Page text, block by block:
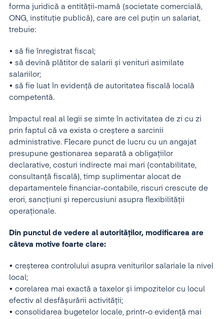
forma juridică a entității-mamă (societate comercială,
ONG, instituție publică), care are cel puțin un salariat,
trebuie:
• să fie înregistrat fiscal;
• să devină plătitor de salarii și venituri asimilate
salariilor;
• să fie luat în evidență de autoritatea fiscală locală
competentă.
Impactul real al legii se simte în activitatea de zi cu zi
prin faptul că va exista o creștere a sarcinii
administrative. FIecare punct de lucru cu un angajat
presupune gestionarea separată a obligațiilor
declarative, costuri indirecte mai mari (contabilitate,
consultanță fiscală), timp suplimentar alocat de
departamentele financiar-contabile, riscuri crescute de
erori, sancțiuni și repercusiuni asupra flexibilității
operaționale.
Din punctul de vedere al autorităților, modificarea are
câteva motive foarte clare:
• creșterea controlului asupra veniturilor salariale la nivel
local;
• corelarea mai exactă a taxelor și impozitelor cu locul
efectiv al desfășurării activității;
• consolidarea bugetelor locale, printr-o evidență mai